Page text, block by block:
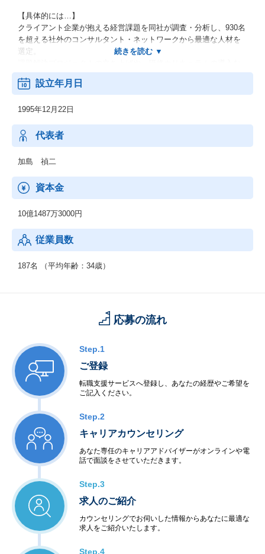
【具体的には…】
クライアント企業が抱える経営課題を同社が調査・分析し、930名
を超える社外のコンサルタント・ネットワークから最適な人材を
選定。
どを提案しています。
経営戦略、マーケティング戦略、事業開発、商品企画、生産工程
務戦略、市場調査など、
多くの分野で十分な知識と実績を備えたプロフェッショナルが、
ベストなプログラムを提供し、企業の課題解決をはかります。
※主に、人材育成、研修の分野で課題解決策を提案。
設立年月日
1995年12月22日
代表者
加島 禎二
資本金
10億1487万3000円
従業員数
187名 （平均年齢：34歳）
応募の流れ
Step.1
ご登録
転職支援サービスへ登録し、あなたの経歴やご希望を
ご記入ください。
Step.2
キャリアカウンセリング
あなた専任のキャリアアドバイザーがオンラインや電
話で面談をさせていただきます。
Step.3
求人のご紹介
カウンセリングでお伺いした情報からあなたに最適な
求人をご紹介いたします。
Step.4